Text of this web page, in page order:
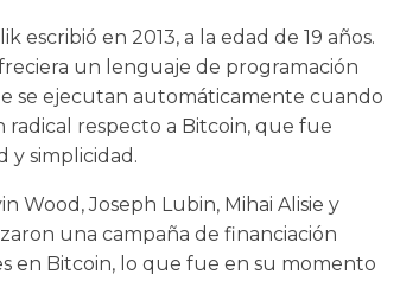
en 2013, a la edad de 19 años.
un lenguaje de programación
se ejecutan automáticamente cuando
respecto a Bitcoin, que fue
y simplicidad.
Wood, Joseph Lubin, Mihai Alisie y
una campaña de financiación
en Bitcoin, lo que fue en su momento